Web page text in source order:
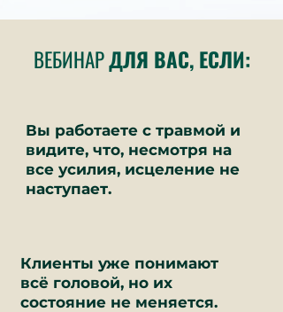
ВЕБИНАРДЛЯ ВАС, ЕСЛИ:
Вы работаете с травмой и
видите, что, несмотря на
все усилия, исцеление не
наступает.
Клиенты уже понимают
всё головой, но их
состояние не меняется.